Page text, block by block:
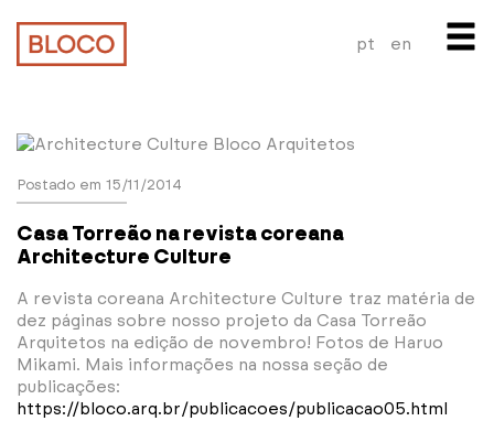
pt en
Postado em 15/11/2014
Casa Torreão na revista coreana
Architecture Culture
A revista coreana Architecture Culture traz matéria de
dez páginas sobre nosso projeto da Casa Torreão
Arquitetos na edição de novembro! Fotos de Haruo
Mikami. Mais informações na nossa seção de
publicações:
https://bloco.arq.br/publicacoes/publicacao05.html